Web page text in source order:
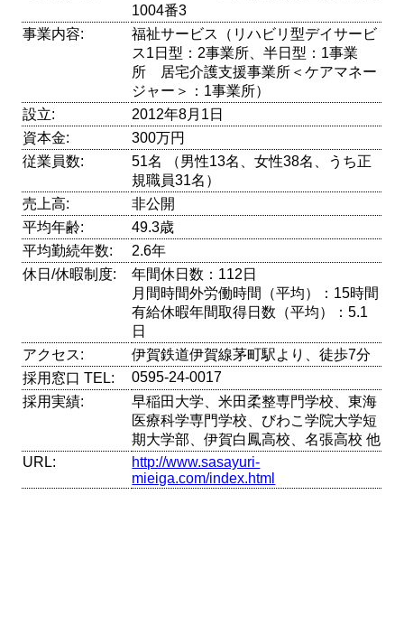
1004番3
事業内容:
福祉サービス（リハビリ型デイサービ
ス1日型：2事業所、半日型：1事業
所 居宅介護支援事業所＜ケアマネー
ジャー＞：1事業所）
設立:
2012年8月1日
資本金:
300万円
従業員数:
51名 （男性13名、女性38名、うち正
規職員31名）
売上高:
非公開
平均年齢:
49.3歳
平均勤続年数:
2.6年
休日/休暇制度:
年間休日数：112日
月間時間外労働時間（平均）：15時間
有給休暇年間取得日数（平均）：5.1
日
アクセス:
伊賀鉄道伊賀線茅町駅より、徒歩7分
採用窓口 TEL:
0595-24-0017
採用実績:
早稲田大学、米田柔整専門学校、東海
医療科学専門学校、びわこ学院大学短
期大学部、伊賀白鳳高校、名張高校 他
URL:
http://www.sasayuri-
mieiga.com/index.html